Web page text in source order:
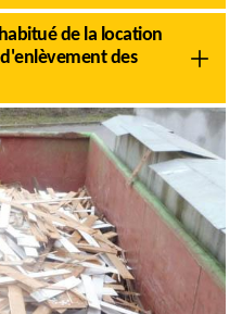
de la location
des